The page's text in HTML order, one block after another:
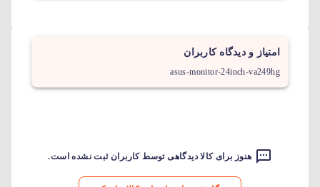
امتیاز و دیدگاه کاربران
asus-monitor-24inch-va249hg
هنوز برای کالا دیدگاهی توسط کاربران ثبت نشده است.